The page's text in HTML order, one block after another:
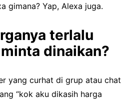
gimana? Yap, Alexa juga.
terlalu
dinaikan?
yang curhat di grup atau chat
“kok aku dikasih harga